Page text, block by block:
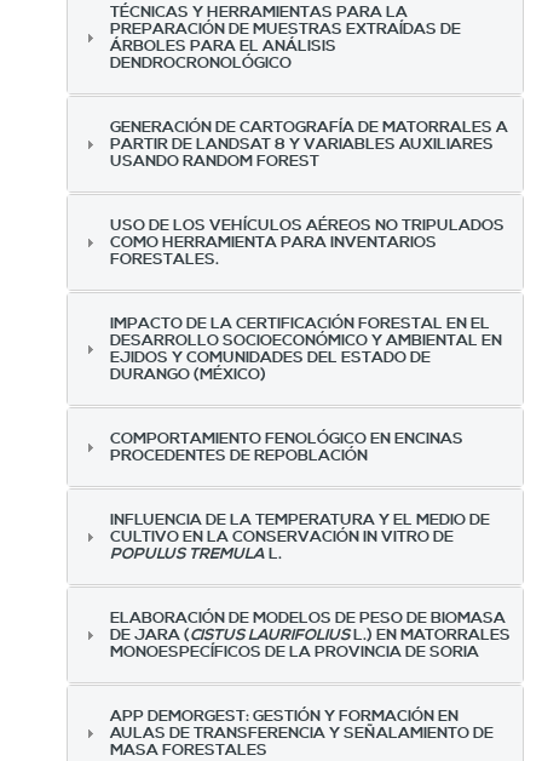
TÉCNICAS Y HERRAMIENTAS PARA LA
PREPARACIÓN DE MUESTRAS EXTRAÍDAS DE
ÁRBOLES PARA EL ANÁLISIS
DENDROCRONOLÓGICO
GENERACIÓN DE CARTOGRAFÍA DE MATORRALES A
PARTIR DE LANDSAT 8 Y VARIABLES AUXILIARES
USANDO RANDOM FOREST
USO DE LOS VEHÍCULOS AÉREOS NO TRIPULADOS
COMO HERRAMIENTA PARA INVENTARIOS
FORESTALES.
IMPACTO DE LA CERTIFICACIÓN FORESTAL EN EL
DESARROLLO SOCIOECONÓMICO Y AMBIENTAL EN
EJIDOS Y COMUNIDADES DEL ESTADO DE
DURANGO (MÉXICO)
COMPORTAMIENTO FENOLÓGICO EN ENCINAS
PROCEDENTES DE REPOBLACIÓN
INFLUENCIA DE LA TEMPERATURA Y EL MEDIO DE
CULTIVO EN LA CONSERVACIÓN IN VITRO DE
POPULUS TREMULAL.
ELABORACIÓN DE MODELOS DE PESO DE BIOMASA
DE JARA (CISTUS LAURIFOLIUSL.) EN MATORRALES
MONOESPECÍFICOS DE LA PROVINCIA DE SORIA
APP DEMORGEST: GESTIÓN Y FORMACIÓN EN
AULAS DE TRANSFERENCIA Y SEÑALAMIENTO DE
MASA FORESTALES